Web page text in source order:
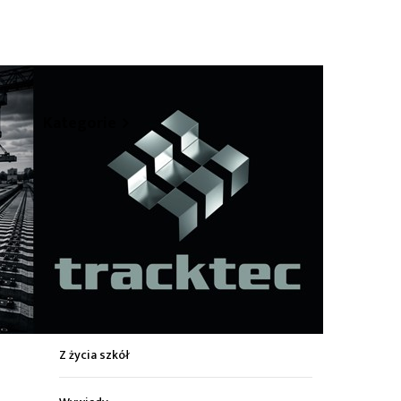
Z życia miasta
Kultura
Z życia szkół